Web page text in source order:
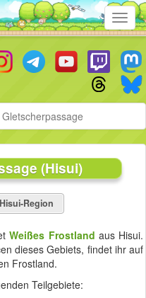
Gletscherpassage
(Hisui)
Region
Weißes Frostland aus Hisui.
dieses Gebiets, findet ihr auf
Frostland.
Teilgebiete: